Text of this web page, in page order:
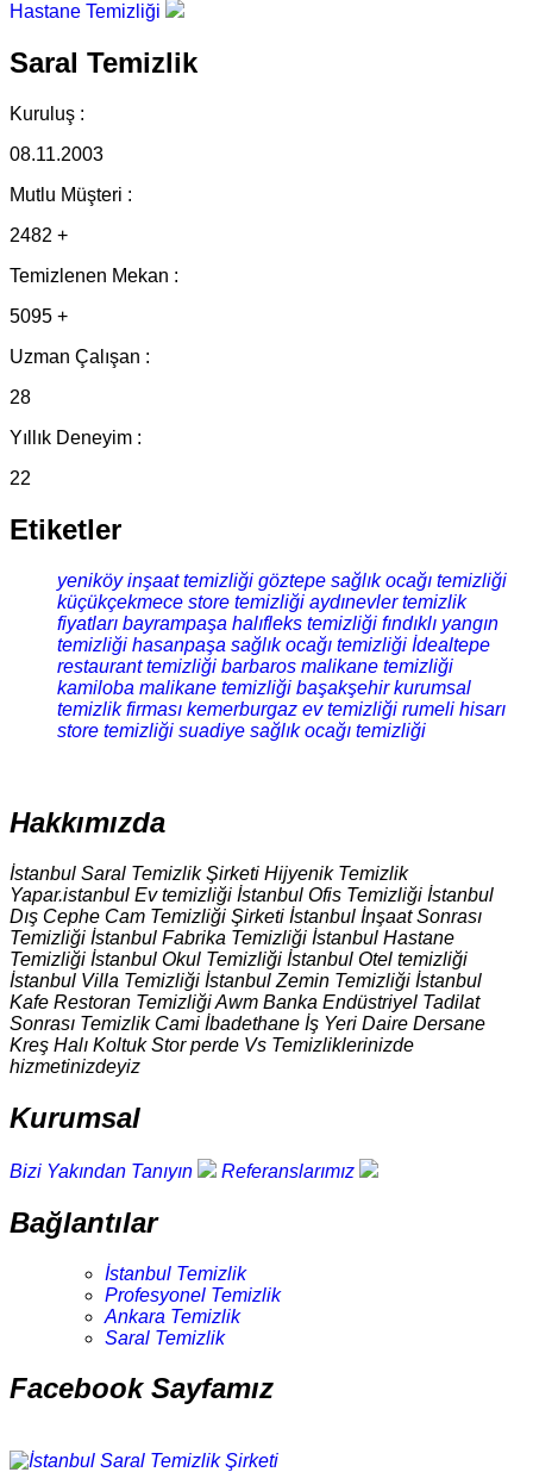
Hastane Temizliği
Saral Temizlik
Kuruluş :
08.11.2003
Mutlu Müşteri :
2482 +
Temizlenen Mekan :
5095 +
Uzman Çalışan :
28
Yıllık Deneyim :
22
Etiketler
yeniköy inşaat temizliği göztepe sağlık ocağı temizliği
küçükçekmece store temizliği aydınevler temizlik
fiyatları bayrampaşa halıfleks temizliği fındıklı yangın
temizliği hasanpaşa sağlık ocağı temizliği İdealtepe
restaurant temizliği barbaros malikane temizliği
kamiloba malikane temizliği başakşehir kurumsal
temizlik firması kemerburgaz ev temizliği rumeli hisarı
store temizliği suadiye sağlık ocağı temizliği
Hakkımızda
İstanbul Saral Temizlik Şirketi Hijyenik Temizlik
Yapar.istanbul Ev temizliği İstanbul Ofis Temizliği İstanbul
Dış Cephe Cam Temizliği Şirketi İstanbul İnşaat Sonrası
Temizliği İstanbul Fabrika Temizliği İstanbul Hastane
Temizliği İstanbul Okul Temizliği İstanbul Otel temizliği
İstanbul Villa Temizliği İstanbul Zemin Temizliği İstanbul
Kafe Restoran Temizliği Awm Banka Endüstriyel Tadilat
Sonrası Temizlik Cami İbadethane İş Yeri Daire Dersane
Kreş Halı Koltuk Stor perde Vs Temizliklerinizde
hizmetinizdeyiz
Kurumsal
Bizi Yakından Tanıyın Referanslarımız
Bağlantılar
İstanbul Temizlik
Profesyonel Temizlik
Ankara Temizlik
Saral Temizlik
Facebook Sayfamız